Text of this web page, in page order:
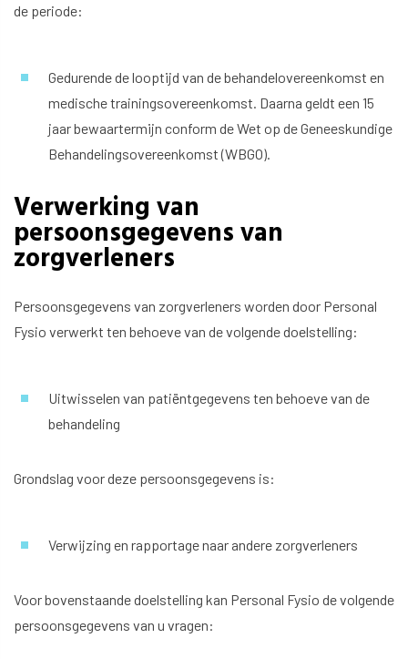
de periode:
Gedurende de looptijd van de behandelovereenkomst en
medische trainingsovereenkomst. Daarna geldt een 15
jaar bewaartermijn conform de Wet op de Geneeskundige
Behandelingsovereenkomst (WBGO).
Verwerking van
persoonsgegevens van
zorgverleners
Persoonsgegevens van zorgverleners worden door Personal
Fysio verwerkt ten behoeve van de volgende doelstelling:
Uitwisselen van patiëntgegevens ten behoeve van de
behandeling
Grondslag voor deze persoonsgegevens is:
Verwijzing en rapportage naar andere zorgverleners
Voor bovenstaande doelstelling kan Personal Fysio de volgende
persoonsgegevens van u vragen: